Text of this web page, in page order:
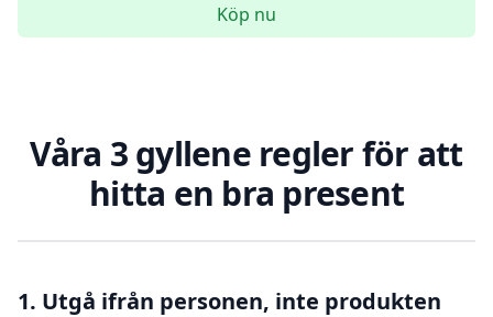
Köp nu
Våra 3 gyllene regler för att
hitta en bra present
1. Utgå ifrån personen, inte produkten